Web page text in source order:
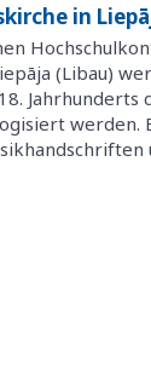
in
(Libau)
Jahrhunderts
werden.